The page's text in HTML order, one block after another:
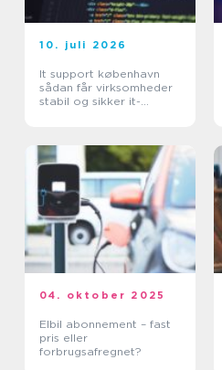
10. juli 2026
It support københavn
sådan får virksomheder
stabil og sikker it-
04. oktober 2025
Elbil abonnement – fast
pris eller
forbrugsafregnet?